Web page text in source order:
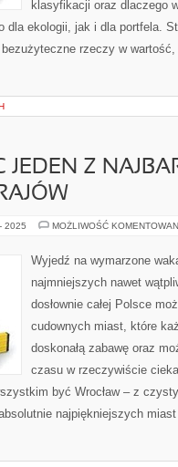
klasyfikacji oraz dlaczego
dla ekologii, jak i dla portfela.
rzeczy w
JEDEN Z
2025 MOŻLIWOŚĆ
Wyjedź na wymarzone
najmniejszych nawet
dosłownie całej Polsce
cudownych miast, które
doskonałą zabawę oraz
czasu w rzeczywiście
być Wrocław – z
najpiękniejszych miast